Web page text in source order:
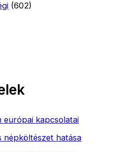
(602)
európai kapcsolatai
népköltészet hatása